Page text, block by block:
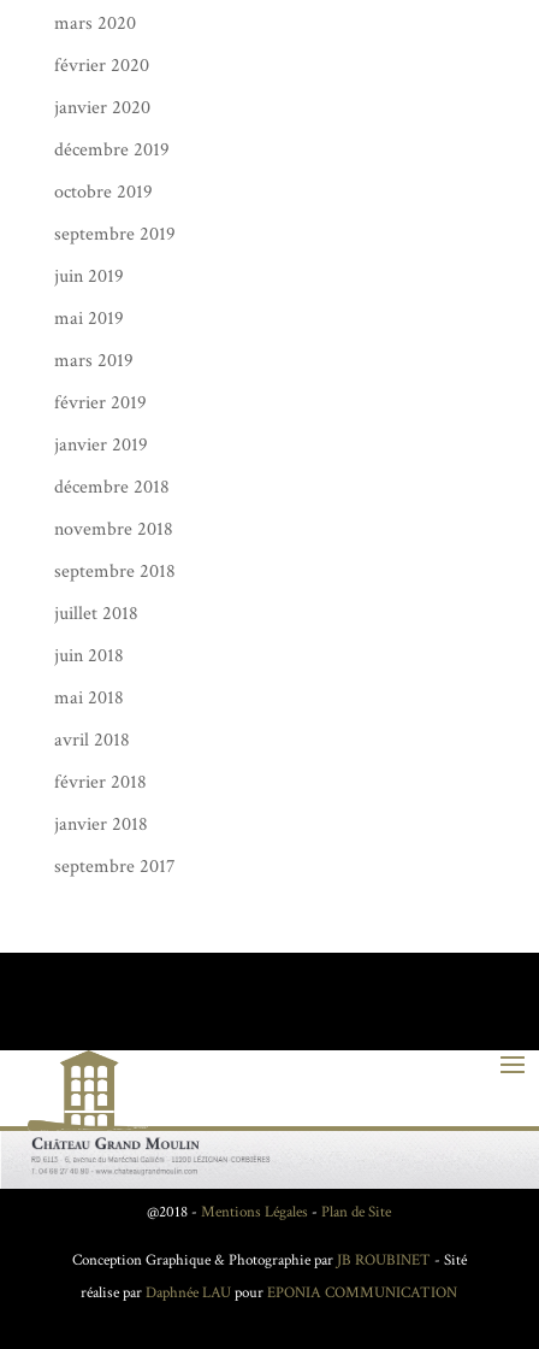
mars 2020
février 2020
janvier 2020
décembre 2019
octobre 2019
septembre 2019
juin 2019
mai 2019
mars 2019
février 2019
janvier 2019
décembre 2018
novembre 2018
septembre 2018
juillet 2018
juin 2018
mai 2018
avril 2018
février 2018
janvier 2018
septembre 2017
@2018 - Mentions Légales - Plan de Site
Conception Graphique & Photographie par JB ROUBINET - Sité
réalise parDaphnée LAUpourEPONIA COMMUNICATION